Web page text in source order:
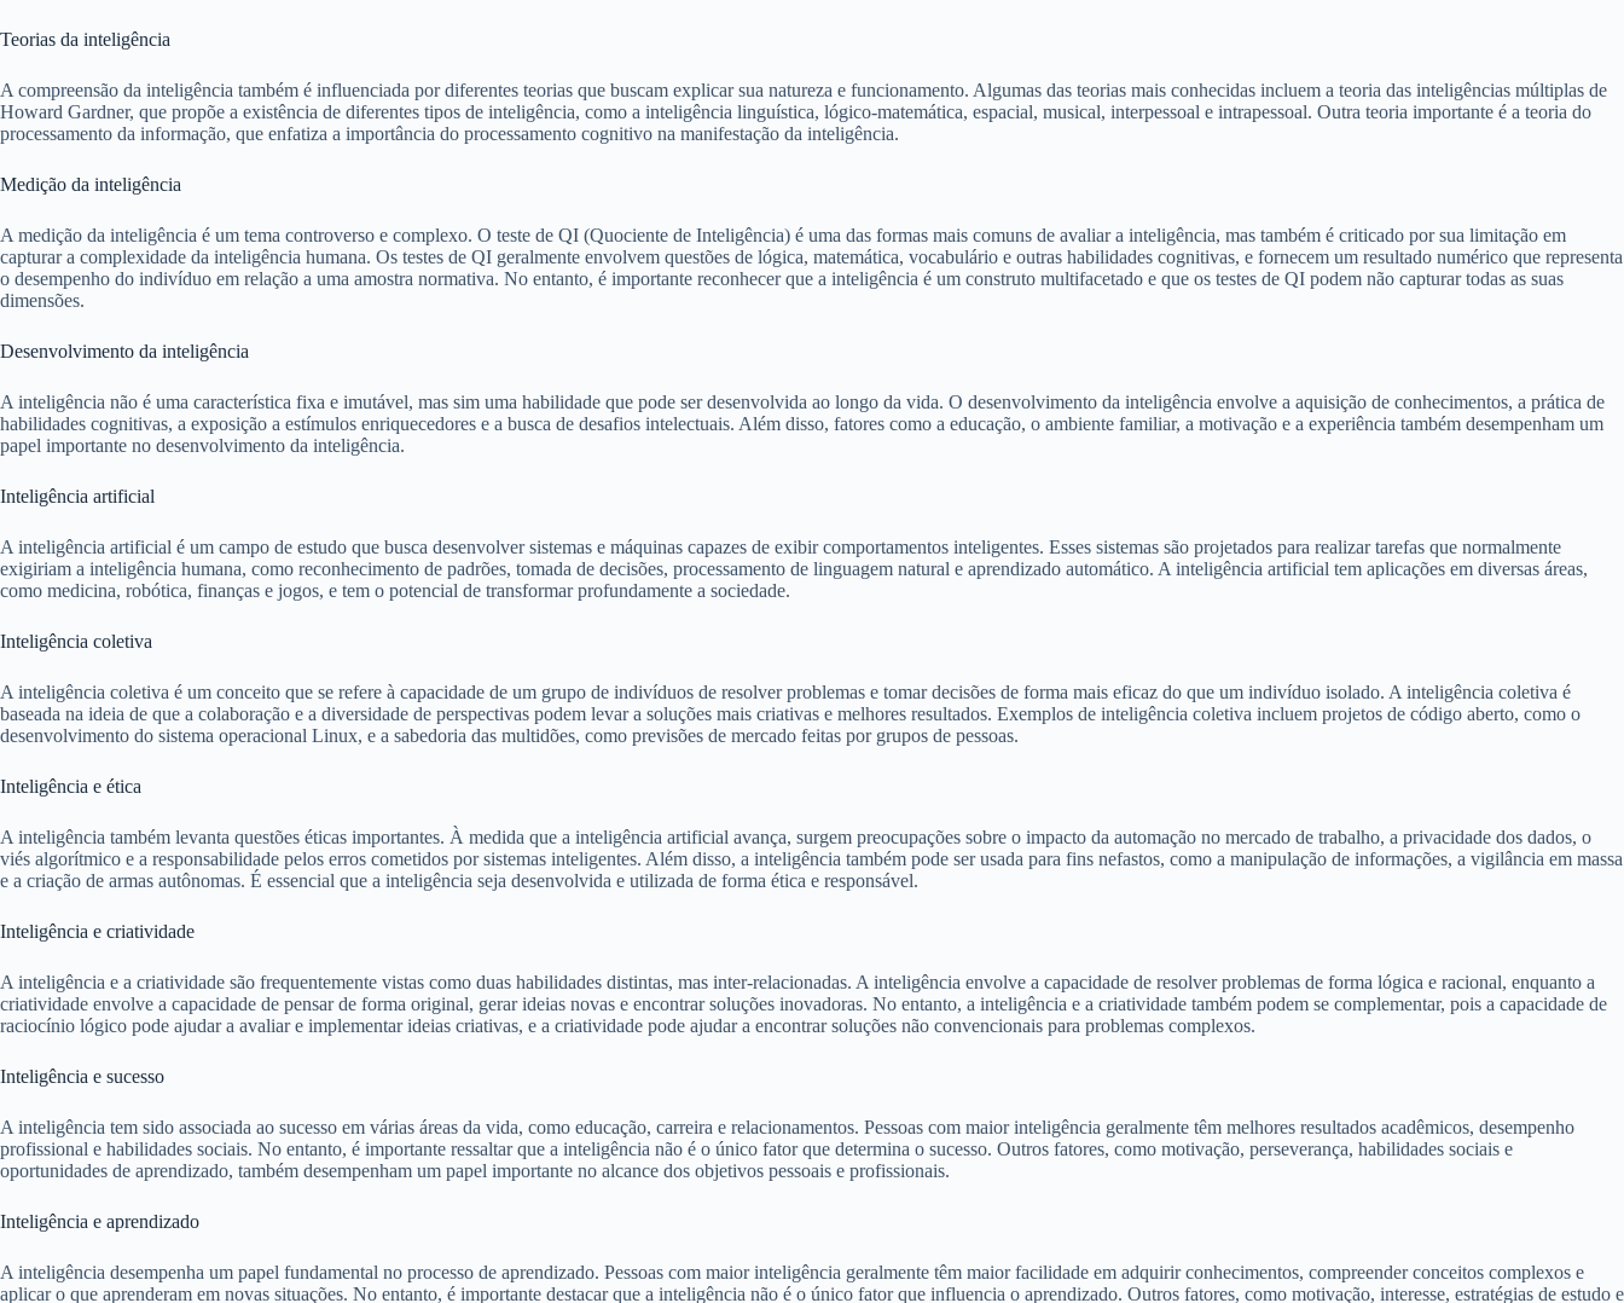
Teorias da inteligência
A compreensão da inteligência também é influenciada por diferentes teorias que buscam explicar sua natureza e funcionamento. Algumas das teorias mais conhecidas incluem a teoria das inteligências múltiplas de
Howard Gardner, que propõe a existência de diferentes tipos de inteligência, como a inteligência linguística, lógico-matemática, espacial, musical, interpessoal e intrapessoal. Outra teoria importante é a teoria do
processamento da informação, que enfatiza a importância do processamento cognitivo na manifestação da inteligência.
Medição da inteligência
A medição da inteligência é um tema controverso e complexo. O teste de QI (Quociente de Inteligência) é uma das formas mais comuns de avaliar a inteligência, mas também é criticado por sua limitação em
capturar a complexidade da inteligência humana. Os testes de QI geralmente envolvem questões de lógica, matemática, vocabulário e outras habilidades cognitivas, e fornecem um resultado numérico que representa
o desempenho do indivíduo em relação a uma amostra normativa. No entanto, é importante reconhecer que a inteligência é um construto multifacetado e que os testes de QI podem não capturar todas as suas
dimensões.
Desenvolvimento da inteligência
A inteligência não é uma característica fixa e imutável, mas sim uma habilidade que pode ser desenvolvida ao longo da vida. O desenvolvimento da inteligência envolve a aquisição de conhecimentos, a prática de
habilidades cognitivas, a exposição a estímulos enriquecedores e a busca de desafios intelectuais. Além disso, fatores como a educação, o ambiente familiar, a motivação e a experiência também desempenham um
papel importante no desenvolvimento da inteligência.
Inteligência artificial
A inteligência artificial é um campo de estudo que busca desenvolver sistemas e máquinas capazes de exibir comportamentos inteligentes. Esses sistemas são projetados para realizar tarefas que normalmente
exigiriam a inteligência humana, como reconhecimento de padrões, tomada de decisões, processamento de linguagem natural e aprendizado automático. A inteligência artificial tem aplicações em diversas áreas,
como medicina, robótica, finanças e jogos, e tem o potencial de transformar profundamente a sociedade.
Inteligência coletiva
A inteligência coletiva é um conceito que se refere à capacidade de um grupo de indivíduos de resolver problemas e tomar decisões de forma mais eficaz do que um indivíduo isolado. A inteligência coletiva é
baseada na ideia de que a colaboração e a diversidade de perspectivas podem levar a soluções mais criativas e melhores resultados. Exemplos de inteligência coletiva incluem projetos de código aberto, como o
desenvolvimento do sistema operacional Linux, e a sabedoria das multidões, como previsões de mercado feitas por grupos de pessoas.
Inteligência e ética
A inteligência também levanta questões éticas importantes. À medida que a inteligência artificial avança, surgem preocupações sobre o impacto da automação no mercado de trabalho, a privacidade dos dados, o
viés algorítmico e a responsabilidade pelos erros cometidos por sistemas inteligentes. Além disso, a inteligência também pode ser usada para fins nefastos, como a manipulação de informações, a vigilância em massa
e a criação de armas autônomas. É essencial que a inteligência seja desenvolvida e utilizada de forma ética e responsável.
Inteligência e criatividade
A inteligência e a criatividade são frequentemente vistas como duas habilidades distintas, mas inter-relacionadas. A inteligência envolve a capacidade de resolver problemas de forma lógica e racional, enquanto a
criatividade envolve a capacidade de pensar de forma original, gerar ideias novas e encontrar soluções inovadoras. No entanto, a inteligência e a criatividade também podem se complementar, pois a capacidade de
raciocínio lógico pode ajudar a avaliar e implementar ideias criativas, e a criatividade pode ajudar a encontrar soluções não convencionais para problemas complexos.
Inteligência e sucesso
A inteligência tem sido associada ao sucesso em várias áreas da vida, como educação, carreira e relacionamentos. Pessoas com maior inteligência geralmente têm melhores resultados acadêmicos, desempenho
profissional e habilidades sociais. No entanto, é importante ressaltar que a inteligência não é o único fator que determina o sucesso. Outros fatores, como motivação, perseverança, habilidades sociais e
oportunidades de aprendizado, também desempenham um papel importante no alcance dos objetivos pessoais e profissionais.
Inteligência e aprendizado
A inteligência desempenha um papel fundamental no processo de aprendizado. Pessoas com maior inteligência geralmente têm maior facilidade em adquirir conhecimentos, compreender conceitos complexos e
aplicar o que aprenderam em novas situações. No entanto, é importante destacar que a inteligência não é o único fator que influencia o aprendizado. Outros fatores, como motivação, interesse, estratégias de estudo e